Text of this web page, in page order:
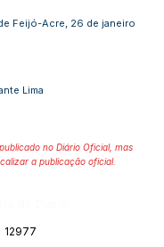
Feijó-Acre, 26 de janeiro
Lima
no Diário Oficial, mas
a publicação oficial.
12977